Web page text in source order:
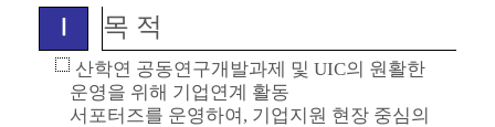
Ⅰ 목 적
산학연 공동연구개발과제 및 UIC의 원활한
운영을 위해 기업연계 활동
서포터 즈를 운영하여 , 기업지원 현장 중심의